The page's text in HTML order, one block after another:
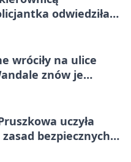
odwiedziła
wróciły na ulice
znów je
uczyła
bezpiecznych